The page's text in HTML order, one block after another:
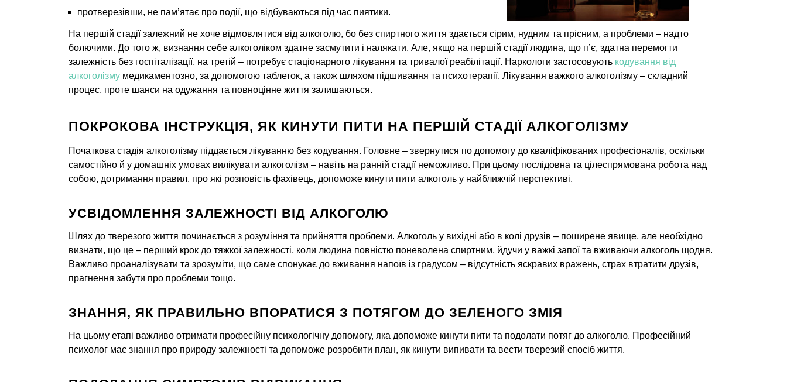
протверезівши, не пам’ятає про події, що відбуваються під час пиятики.
На першій стадії залежний не хоче відмовлятися від алкоголю, бо без спиртного життя здається сірим, нудним та прісним, а проблеми – надто
болючими. До того ж, визнання себе алкоголіком здатне засмутити і налякати. Але, якщо на першій стадії людина, що п’є, здатна перемогти
залежність без госпіталізації, на третій – потребує стаціонарного лікування та тривалої реабілітації. Наркологи застосовують кодування від
алкоголізму медикаментозно, за допомогою таблеток, а також шляхом підшивання та психотерапії. Лікування важкого алкоголізму – складний
процес, проте шанси на одужання та повноцінне життя залишаються.
ПОКРОКОВА ІНСТРУКЦІЯ, ЯК КИНУТИ ПИТИ НА ПЕРШІЙ СТАДІЇ АЛКОГОЛІЗМУ
Початкова стадія алкоголізму піддається лікуванню без кодування. Головне – звернутися по допомогу до кваліфікованих професіоналів, оскільки
самостійно й у домашніх умовах вилікувати алкоголізм – навіть на ранній стадії неможливо. При цьому послідовна та цілеспрямована робота над
собою, дотримання правил, про які розповість фахівець, допоможе кинути пити алкоголь у найближчій перспективі.
УСВІДОМЛЕННЯ ЗАЛЕЖНОСТІ ВІД АЛКОГОЛЮ
Шлях до тверезого життя починається з розуміння та прийняття проблеми. Алкоголь у вихідні або в колі друзів – поширене явище, але необхідно
визнати, що це – перший крок до тяжкої залежності, коли людина повністю поневолена спиртним, йдучи у важкі запої та вживаючи алкоголь щодня.
Важливо проаналізувати та зрозуміти, що саме спонукає до вживання напоїв із градусом – відсутність яскравих вражень, страх втратити друзів,
прагнення забути про проблеми тощо.
ЗНАННЯ, ЯК ПРАВИЛЬНО ВПОРАТИСЯ З ПОТЯГОМ ДО ЗЕЛЕНОГО ЗМІЯ
На цьому етапі важливо отримати професійну психологічну допомогу, яка допоможе кинути пити та подолати потяг до алкоголю. Професійний
психолог має знання про природу залежності та допоможе розробити план, як кинути випивати та вести тверезий спосіб життя.